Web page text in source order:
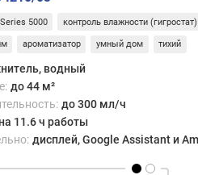
Series 5000 контроль влажности (гигростат)
ароматизатор умный дом тихий
водный
до 44 м²
до 300 мл/ч
11.6 ч работы
дисплей, Google Assistant и